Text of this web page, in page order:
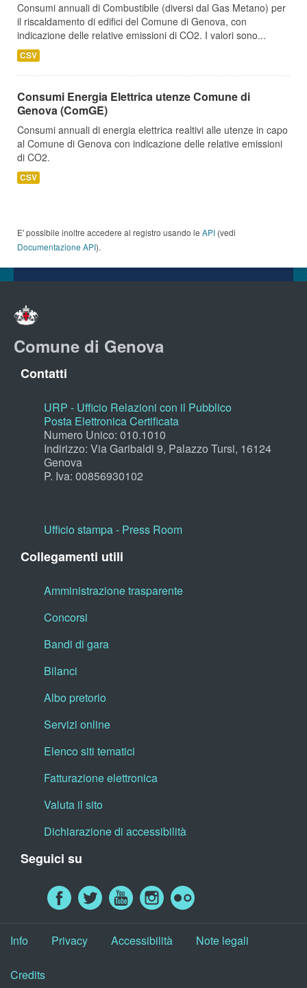
Consumi annuali di Combustibile (diversi dal Gas Metano) per
il riscaldamento di edifici del Comune di Genova, con
indicazione delle relative emissioni di CO2. I valori sono...
CSV
Consumi Energia Elettrica utenze Comune di
Genova (ComGE)
Consumi annuali di energia elettrica realtivi alle utenze in capo
al Comune di Genova con indicazione delle relative emissioni
di CO2.
CSV
E' possibile inoltre accedere al registro usando le API (vedi
Documentazione API).
Comune di Genova
Contatti
URP - Ufficio Relazioni con il Pubblico
Posta Elettronica Certificata
Numero Unico: 010.1010
Indirizzo: Via Garibaldi 9, Palazzo Tursi, 16124
Genova
P. Iva: 00856930102
Ufficio stampa - Press Room
Collegamenti utili
Amministrazione trasparente
Concorsi
Bandi di gara
Bilanci
Albo pretorio
Servizi online
Elenco siti tematici
Fatturazione elettronica
Valuta il sito
Dichiarazione di accessibilità
Seguici su
Info Privacy Accessibilità Note legali
Credits